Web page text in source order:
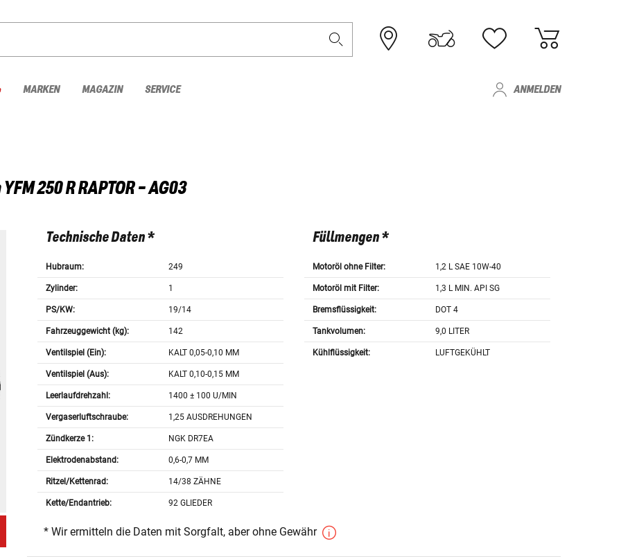
MARKEN MAGAZIN SERVICE ANMELDEN
YFM 250 R RAPTOR - AG03
Technische Daten *
Hubraum: 249
Zylinder: 1
PS/KW: 19/14
Fahrzeuggewicht (kg): 142
Ventilspiel (Ein): KALT 0,05-0,10 MM
Ventilspiel (Aus): KALT 0,10-0,15 MM
Leerlaufdrehzahl: 1400 ± 100 U/MIN
Vergaserluftschraube: 1,25 AUSDREHUNGEN
Zündkerze 1: NGK DR7EA
Elektrodenabstand: 0,6-0,7 MM
Ritzel/Kettenrad: 14/38 ZÄHNE
Kette/Endantrieb: 92 GLIEDER
Füllmengen *
Motoröl ohne Filter: 1,2 L SAE 10W-40
Motoröl mit Filter: 1,3 L MIN. API SG
Bremsflüssigkeit: DOT 4
Tankvolumen: 9,0 LITER
Kühlflüssigkeit: LUFTGEKÜHLT
* Wir ermitteln die Daten mit Sorgfalt, aber ohne Gewähr